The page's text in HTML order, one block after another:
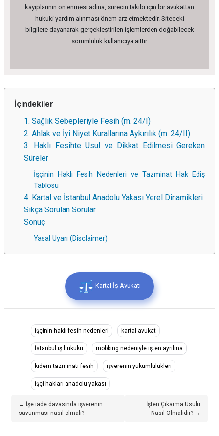
kayıplarının önlenmesi adına, sürecin takibi için bir avukattan
hukuki yardım alınması önem arz etmektedir. Sitedeki
bilgilere dayanarak gerçekleştirilen işlemlerden doğabilecek
sorumluluk kullanıcıya aittir.
İçindekiler
1. Sağlık Sebepleriyle Fesih (m. 24/I)
2. Ahlak ve İyi Niyet Kurallarına Aykırılık (m. 24/II)
3. Haklı Fesihte Usul ve Dikkat Edilmesi Gereken
Süreler
İşçinin Haklı Fesih Nedenleri ve Tazminat Hak Ediş
Tablosu
4. Kartal ve İstanbul Anadolu Yakası Yerel Dinamikleri
Sıkça Sorulan Sorular
Sonuç
Yasal Uyarı (Disclaimer)
Kartal İş Avukatı
işçinin haklı fesih nedenleri kartal avukat
İstanbul iş hukuku mobbing nedeniyle işten ayrılma
kıdem tazminatı fesih işverenin yükümlülükleri
işçi hakları anadolu yakası
← İşe iade davasında işverenin
savunması nasıl olmalı?
İşten Çıkarma Usulü
Nasıl Olmalıdır? →